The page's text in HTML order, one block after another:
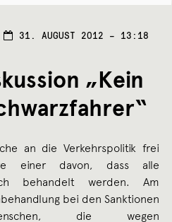
31. AUGUST 2012 – 13:18
„Kein
an die Verkehrspolitik frei
einer davon, dass alle
behandelt werden. Am
bei den Sanktionen
die wegen